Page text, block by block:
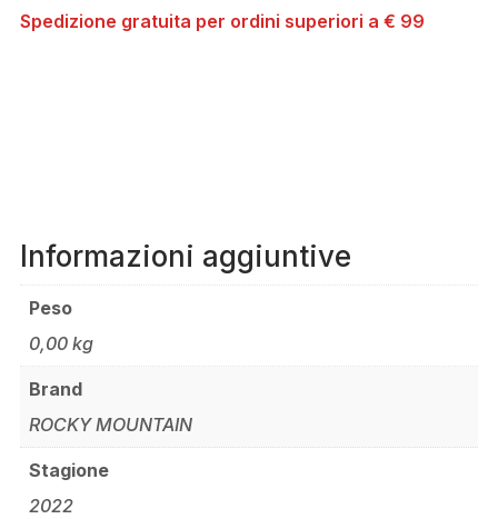
Spedizione gratuita per ordini superiori a € 99
Informazioni aggiuntive
Peso
0,00 kg
Brand
ROCKY MOUNTAIN
Stagione
2022